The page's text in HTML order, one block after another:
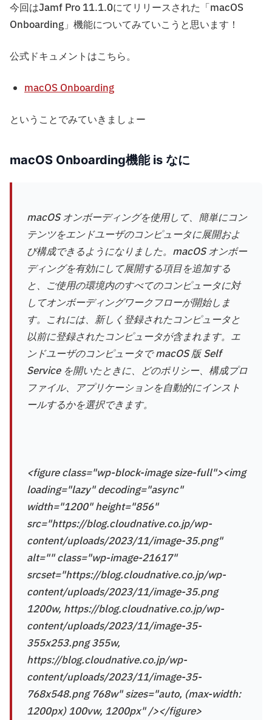
今回はJamf Pro 11.1.0にてリリースされた「macOS
Onboarding」機能についてみていこうと思います！
公式ドキュメントはこちら。
macOS Onboarding
ということでみていきましょー
macOS Onboarding機能 is なに
macOS オンボーディングを使用して、簡単にコン
テンツをエンドユーザのコンピュータに展開およ
び構成できるようになりました。macOS オンボー
ディングを有効にして展開する項目を追加する
と、ご使用の環境内のすべてのコンピュータに対
してオンボーディングワークフローが開始しま
す。これには、新しく登録されたコンピュータと
以前に登録されたコンピュータが含まれます。エ
ンドユーザのコンピュータで macOS 版 Self
Service を開いたときに、どのポリシー、構成プロ
ファイル、アプリケーションを自動的にインスト
ールするかを選択できます。
<figure class="wp-block-image size-full"><img
loading="lazy" decoding="async"
width="1200" height="856"
src="https://blog.cloudnative.co.jp/wp-
content/uploads/2023/11/image-35.png"
alt="" class="wp-image-21617"
srcset="https://blog.cloudnative.co.jp/wp-
content/uploads/2023/11/image-35.png
1200w, https://blog.cloudnative.co.jp/wp-
content/uploads/2023/11/image-35-
355x253.png 355w,
https://blog.cloudnative.co.jp/wp-
content/uploads/2023/11/image-35-
768x548.png 768w" sizes="auto, (max-width:
1200px) 100vw, 1200px" /></figure>